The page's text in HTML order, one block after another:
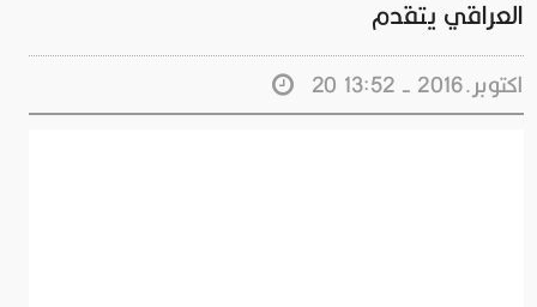
العراقي يتقدم
20 اكتوبر.2016 - 13:52